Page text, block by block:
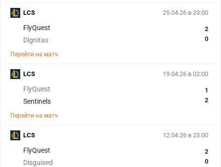
25.04.26 в 23:00
FlyQuest
Dignitas
2
0
Перейти на матч
LCS
19.04.26 в 02:00
FlyQuest
Sentinels
1
2
Перейти на матч
LCS
12.04.26 в 23:00
FlyQuest
Disguised
2
0
LCS